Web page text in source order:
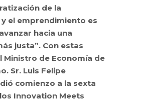
de la
el emprendimiento es
hacia una
justa”. Con estas
Ministro de Economía de
Sr. Luis Felipe
comienzo a la sexta
Innovation Meets